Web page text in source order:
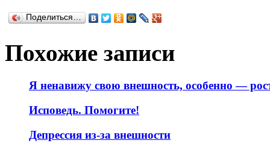
Поделиться…
Похожие записи
Я ненавижу свою внешность, особенно —
Исповедь. Помогите!
Депрессия из-за внешности